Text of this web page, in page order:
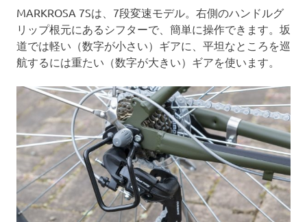
MARKROSA 7Sは、7段変速モデル。右側のハンドルグ
リップ根元にあるシフターで、簡単に操作できます。坂
道では軽い（数字が小さい）ギアに、平坦なところを巡
航するには重たい（数字が大きい）ギアを使います。